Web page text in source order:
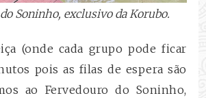
Soninho, exclusivo da Korubo.
(onde cada grupo pode ficar
pois as filas de espera são
ao Fervedouro do Soninho,